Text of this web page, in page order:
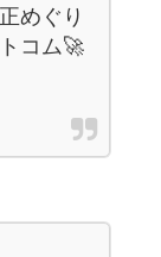
めぐり
コム🚀